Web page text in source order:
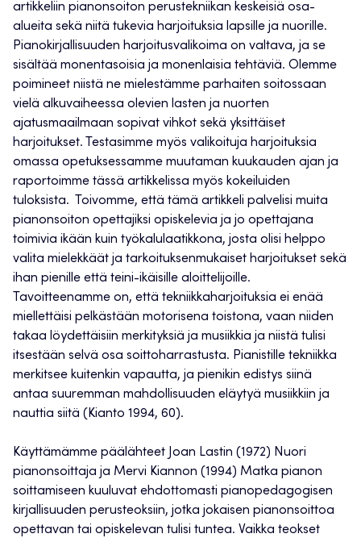
artikkeliin pianonsoiton perustekniikan keskeisiä osa-
alueita sekä niitä tukevia harjoituksia lapsille ja nuorille.
Pianokirjallisuuden harjoitusvalikoima on valtava, ja se
sisältää monentasoisia ja monenlaisia tehtäviä. Olemme
poimineet niistä ne mielestämme parhaiten soitossaan
vielä alkuvaiheessa olevien lasten ja nuorten
ajatusmaailmaan sopivat vihkot sekä yksittäiset
harjoitukset. Testasimme myös valikoituja harjoituksia
omassa opetuksessamme muutaman kuukauden ajan ja
raportoimme tässä artikkelissa myös kokeiluiden
tuloksista. Toivomme, että tämä artikkeli palvelisi muita
pianonsoiton opettajiksi opiskelevia ja jo opettajana
toimivia ikään kuin työkalulaatikkona, josta olisi helppo
valita mielekkäät ja tarkoituksenmukaiset harjoitukset sekä
ihan pienille että teini-ikäisille aloittelijoille.
Tavoitteenamme on, että tekniikkaharjoituksia ei enää
miellettäisi pelkästään motorisena toistona, vaan niiden
takaa löydettäisiin merkityksiä ja musiikkia ja niistä tulisi
itsestään selvä osa soittoharrastusta. Pianistille tekniikka
merkitsee kuitenkin vapautta, ja pienikin edistys siinä
antaa suuremman mahdollisuuden eläytyä musiikkiin ja
nauttia siitä (Kianto 1994, 60).
Käyttämämme päälähteet Joan Lastin (1972) Nuori
pianonsoittaja ja Mervi Kiannon (1994) Matka pianon
soittamiseen kuuluvat ehdottomasti pianopedagogisen
kirjallisuuden perusteoksiin, jotka jokaisen pianonsoittoa
opettavan tai opiskelevan tulisi tuntea. Vaikka teokset